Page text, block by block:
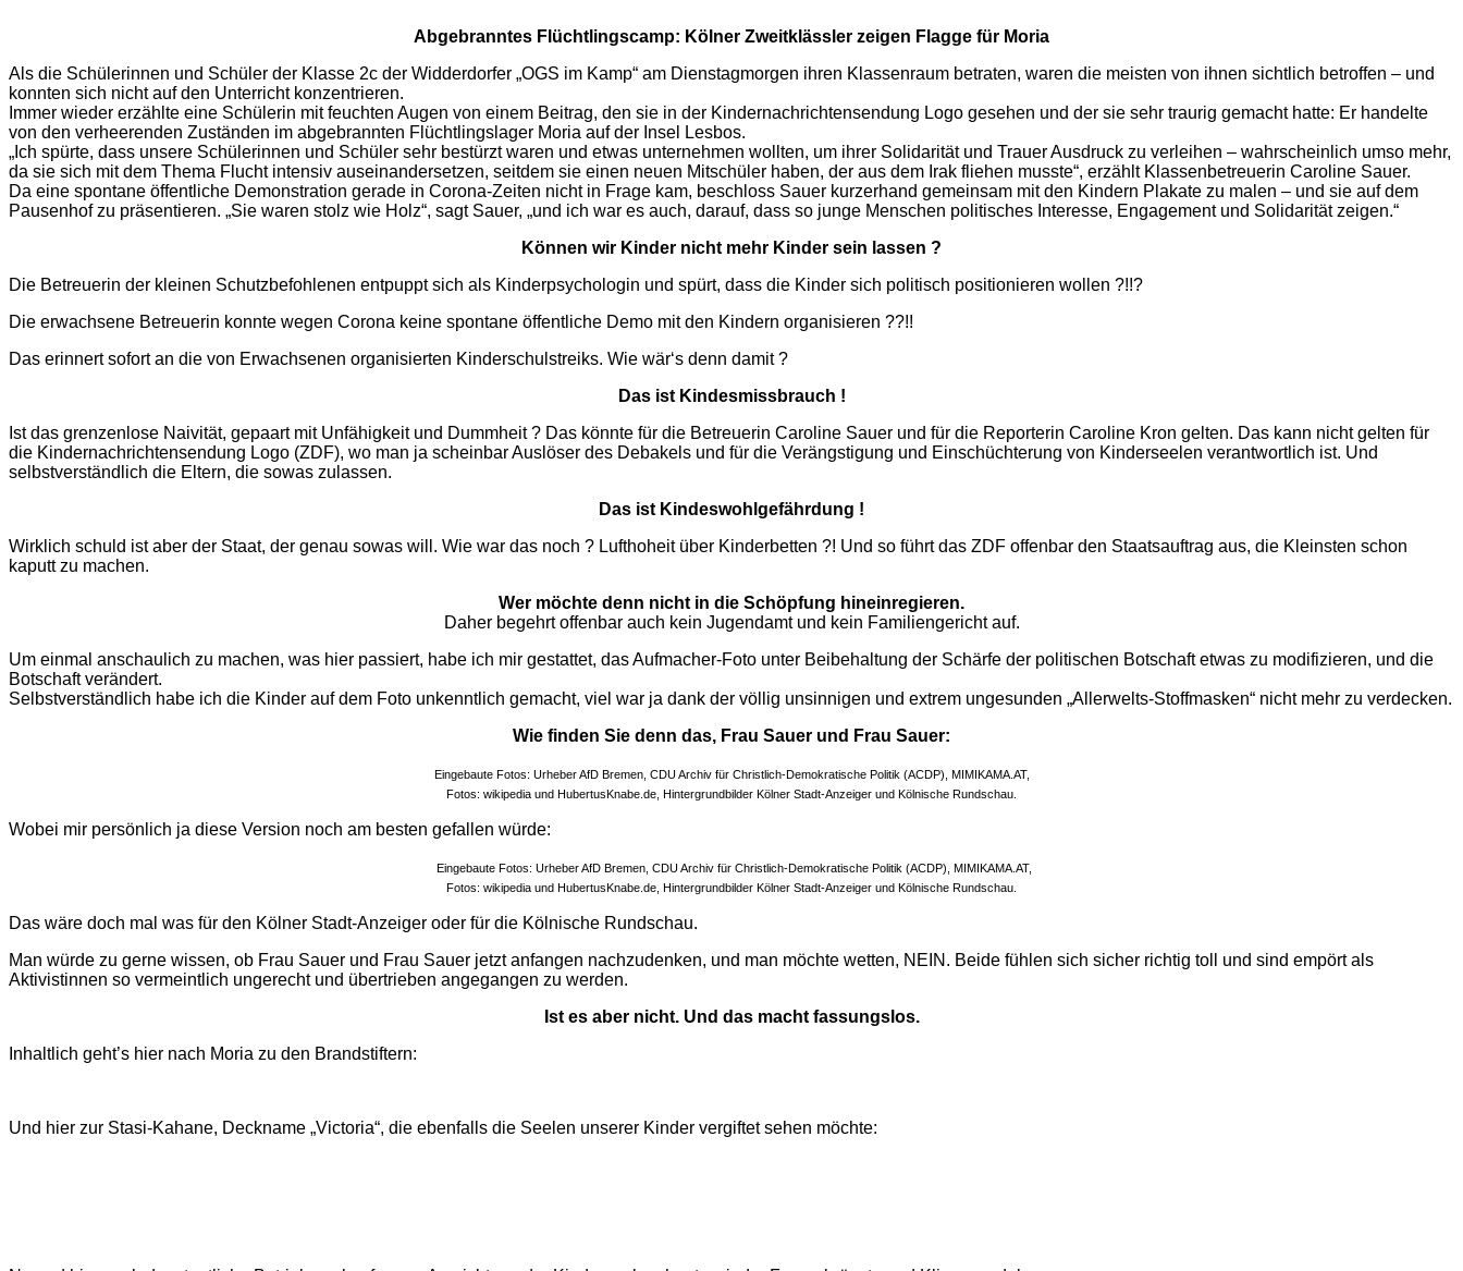
Abgebranntes Flüchtlingscamp: Kölner Zweitklässler zeigen Flagge für Moria
Als die Schülerinnen und Schüler der Klasse 2c der Widderdorfer „OGS im Kamp“ am Dienstagmorgen ihren Klassenraum betraten, waren die meisten von ihnen sichtlich betroffen – und
konnten sich nicht auf den Unterricht konzentrieren.
Immer wieder erzählte eine Schülerin mit feuchten Augen von einem Beitrag, den sie in der Kindernachrichtensendung Logo gesehen und der sie sehr traurig gemacht hatte: Er handelte
von den verheerenden Zuständen im abgebrannten Flüchtlingslager Moria auf der Insel Lesbos.
„Ich spürte, dass unsere Schülerinnen und Schüler sehr bestürzt waren und etwas unternehmen wollten, um ihrer Solidarität und Trauer Ausdruck zu verleihen – wahrscheinlich umso mehr,
da sie sich mit dem Thema Flucht intensiv auseinandersetzen, seitdem sie einen neuen Mitschüler haben, der aus dem Irak fliehen musste“, erzählt Klassenbetreuerin Caroline Sauer.
Da eine spontane öffentliche Demonstration gerade in Corona-Zeiten nicht in Frage kam, beschloss Sauer kurzerhand gemeinsam mit den Kindern Plakate zu malen – und sie auf dem
Pausenhof zu präsentieren. „Sie waren stolz wie Holz“, sagt Sauer, „und ich war es auch, darauf, dass so junge Menschen politisches Interesse, Engagement und Solidarität zeigen.“
Können wir Kinder nicht mehr Kinder sein lassen ?
Die Betreuerin der kleinen Schutzbefohlenen entpuppt sich als Kinderpsychologin und spürt, dass die Kinder sich politisch positionieren wollen ?!!?
Die erwachsene Betreuerin konnte wegen Corona keine spontane öffentliche Demo mit den Kindern organisieren ??!!
Das erinnert sofort an die von Erwachsenen organisierten Kinderschulstreiks. Wie wär‘s denn damit ?
Das ist Kindesmissbrauch !
Ist das grenzenlose Naivität, gepaart mit Unfähigkeit und Dummheit ? Das könnte für die Betreuerin Caroline Sauer und für die Reporterin Caroline Kron gelten. Das kann nicht gelten für
die Kindernachrichtensendung Logo (ZDF), wo man ja scheinbar Auslöser des Debakels und für die Verängstigung und Einschüchterung von Kinderseelen verantwortlich ist. Und
selbstverständlich die Eltern, die sowas zulassen.
Das ist Kindeswohlgefährdung !
Wirklich schuld ist aber der Staat, der genau sowas will. Wie war das noch ? Lufthoheit über Kinderbetten ?! Und so führt das ZDF offenbar den Staatsauftrag aus, die Kleinsten schon
kaputt zu machen.
Wer möchte denn nicht in die Schöpfung hineinregieren.
Daher begehrt offenbar auch kein Jugendamt und kein Familiengericht auf.
Um einmal anschaulich zu machen, was hier passiert, habe ich mir gestattet, das Aufmacher-Foto unter Beibehaltung der Schärfe der politischen Botschaft etwas zu modifizieren, und die
Botschaft verändert.
Selbstverständlich habe ich die Kinder auf dem Foto unkenntlich gemacht, viel war ja dank der völlig unsinnigen und extrem ungesunden „Allerwelts-Stoffmasken“ nicht mehr zu verdecken.
Wie finden Sie denn das, Frau Sauer und Frau Sauer:
Eingebaute Fotos: Urheber AfD Bremen, CDU Archiv für Christlich-Demokratische Politik (ACDP), MIMIKAMA.AT,
Fotos: wikipedia und HubertusKnabe.de, Hintergrundbilder Kölner Stadt-Anzeiger und Kölnische Rundschau.
Wobei mir persönlich ja diese Version noch am besten gefallen würde:
Eingebaute Fotos: Urheber AfD Bremen, CDU Archiv für Christlich-Demokratische Politik (ACDP), MIMIKAMA.AT,
Fotos: wikipedia und HubertusKnabe.de, Hintergrundbilder Kölner Stadt-Anzeiger und Kölnische Rundschau.
Das wäre doch mal was für den Kölner Stadt-Anzeiger oder für die Kölnische Rundschau.
Man würde zu gerne wissen, ob Frau Sauer und Frau Sauer jetzt anfangen nachzudenken, und man möchte wetten, NEIN. Beide fühlen sich sicher richtig toll und sind empört als
Aktivistinnen so vermeintlich ungerecht und übertrieben angegangen zu werden.
Ist es aber nicht. Und das macht fassungslos.
Inhaltlich geht’s hier nach Moria zu den Brandstiftern:
Und hier zur Stasi-Kahane, Deckname „Victoria“, die ebenfalls die Seelen unserer Kinder vergiftet sehen möchte: